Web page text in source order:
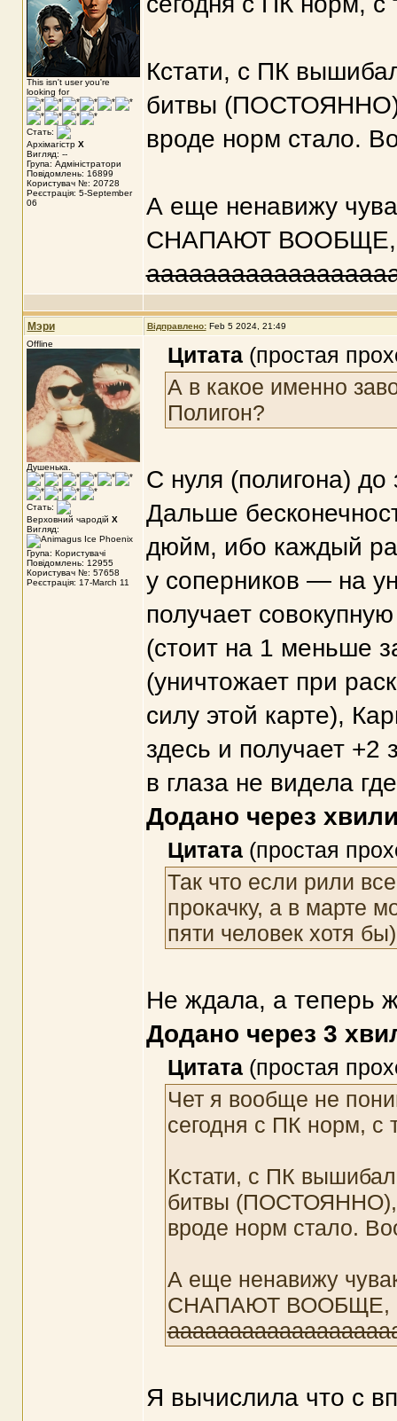
This isn't user you're
looking for
Стать:
Архімагістр X
Вигляд: --
Група: Адміністратори
Повідомлень: 16899
Користувач №: 20728
Реєстрація: 5-September
06
Кстати, с ПК
битвы (ПОСТОЯННО),
вроде норм стало.
А еще ненавижу
СНАПАЮТ ВООБЩЕ,
Мэри Відправлено: Feb 5 2024, 21:49
Offline
Душенька.
Стать:
Верховний чародій X
Вигляд:
Група: Користувачі
Повідомлень: 12955
Користувач №: 57658
Реєстрація: 17-March 11
Цитата(простая
А в какое именно
Полигон?
С нуля (полигона) до
Дальше
дюйм, ибо каждый
у соперников — на
получает
(стоит на 1 меньше
(уничтожает при
силу этой карте),
здесь и получает
в глаза не видела
Додано через
Цитата(простая
Так что если рили
прокачку, а в марте
пяти человек хотя бы)
Не ждала, а теперь
Додано через 3
Цитата(простая
Чет я вообще не
сегодня с ПК норм, с
Кстати, с ПК
битвы (ПОСТОЯННО),
вроде норм стало.
А еще ненавижу
СНАПАЮТ ВООБЩЕ,
Я вычислила что с